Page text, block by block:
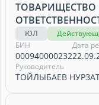
ЮЛ
БИН
000940000232
Дата
Руководитель
ТОЙЛЫБАЕВ